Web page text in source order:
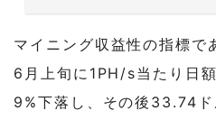
マイニング収益性の指標で
6月上旬に1PH/s当たり日
9%下落し、その後33.74ド